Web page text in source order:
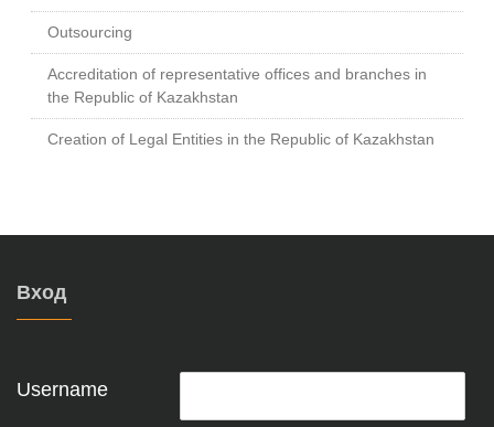
Outsourcing
Accreditation of representative offices and branches in
the Republic of Kazakhstan
Creation of Legal Entities in the Republic of Kazakhstan
Вход
Username